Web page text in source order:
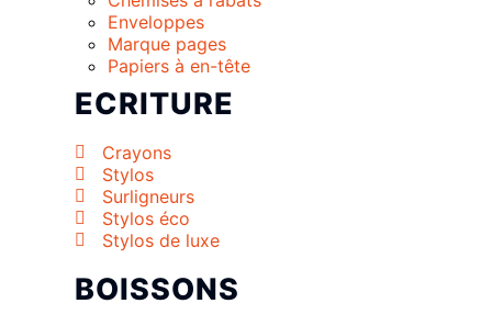
Enveloppes
Marque pages
Papiers à en-tête
ECRITURE
Crayons
Stylos
Surligneurs
Stylos éco
Stylos de luxe
BOISSONS